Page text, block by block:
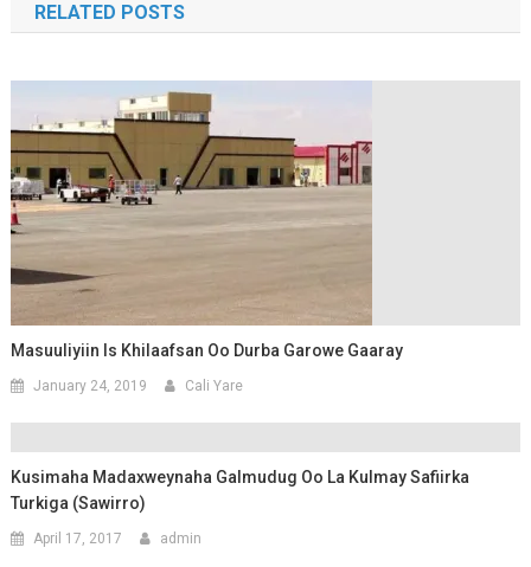
RELATED POSTS
Masuuliyiin Is Khilaafsan Oo Durba Garowe Gaaray
January 24, 2019 Cali Yare
Kusimaha Madaxweynaha Galmudug Oo La Kulmay Safiirka
Turkiga (Sawirro)
April 17, 2017 admin